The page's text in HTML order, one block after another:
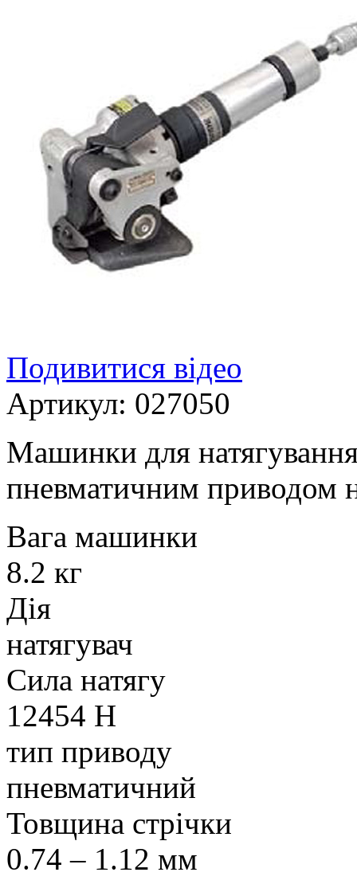
Подивитися відео
Артикул: 027050
Машинки для
пневматичним приводом
Вага машинки
8.2 кг
Дія
натягувач
Сила натягу
12454 Н
тип приводу
пневматичний
Товщина стрічки
0.74 – 1.12 мм